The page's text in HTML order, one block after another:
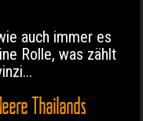
auch immer es
Rolle, was zählt
Thailands